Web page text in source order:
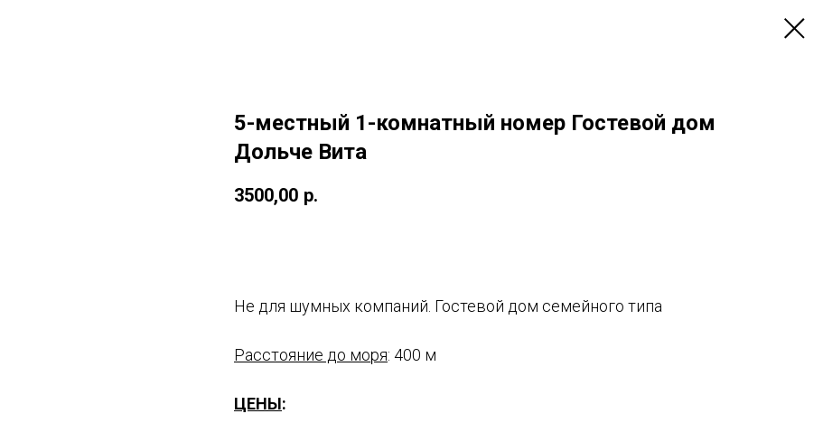
5-местный 1-комнатный номер Гостевой дом
Дольче Вита
3500,00 р.
Не для шумных компаний. Гостевой дом семейного типа
Расстояние до моря: 400 м
ЦЕНЫ: